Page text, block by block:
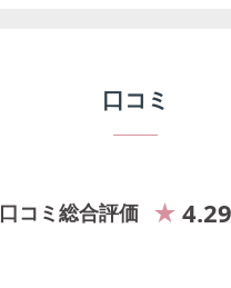
口コミ
口コミ総合評価 4.29